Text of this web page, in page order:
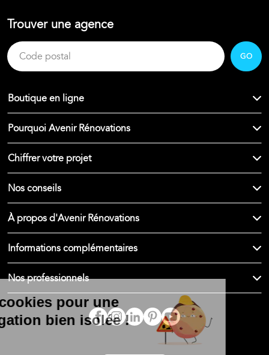
Trouver une agence
GO
Boutique en ligne
Pourquoi Avenir Rénovations
Chiffrer votre projet
Nos conseils
À propos d'Avenir Rénovations
Informations complémentaires
Nos professionnels